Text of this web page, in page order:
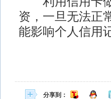
资，一旦无法正
能影响个人信用
分享到：